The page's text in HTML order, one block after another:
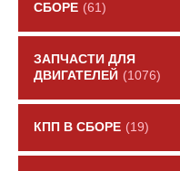
СБОРЕ (61)
ЗАПЧАСТИ ДЛЯ
ДВИГАТЕЛЕЙ (1076)
КПП В СБОРЕ (19)